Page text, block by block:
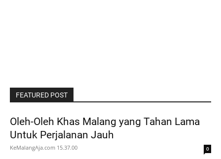
FEATURED POST
Oleh-Oleh Khas Malang yang Tahan Lama
Untuk Perjalanan Jauh
KeMalangAja.com 15.37.00 0